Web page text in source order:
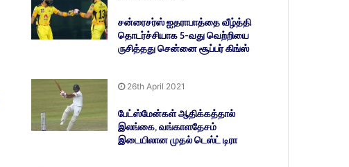
சன்ரைசர்ஸ் ஐதராபாத்தை வீழ்த்தி
தொடர்ச்சியாக 5-வது வெற்றியை
ருசித்தது சென்னை சூப்பர் கிங்ஸ்
26th April 2021
பேட்ஸ்மேன்கள் ஆதிக்கத்தால்
இலங்கை, வங்காளதேசம்
இடையிலான முதல் டெஸ்ட் டிரா